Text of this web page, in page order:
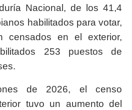
Nacional, de los 41,4
habilitados para votar,
censados en el exterior,
253 puestos de
de 2026, el censo
tuvo un aumento del